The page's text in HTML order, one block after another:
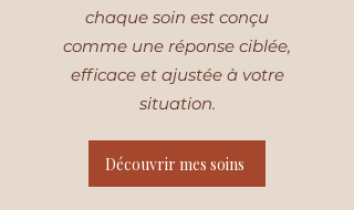
chaque soin est conçu
comme une réponse ciblée,
efficace et ajustée à votre
situation.
Découvrir mes soins